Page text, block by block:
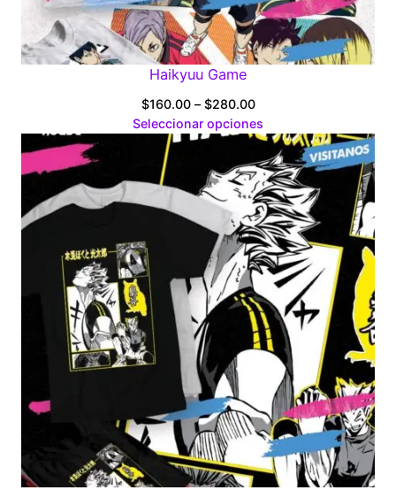
Haikyuu Game
$160.00 – $280.00Price
range:
$160.00
through
$280.00
Seleccionar opciones